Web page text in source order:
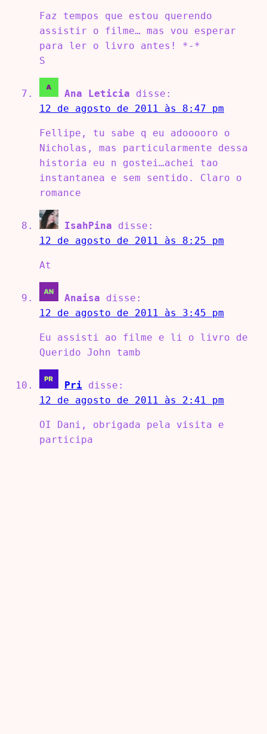
Faz tempos que estou querendo
assistir o filme… mas vou esperar
para ler o livro antes! *-*
S
Ana Leticia
disse:
12 de agosto de 2011 às 8:47 pm
Fellipe, tu sabe q eu adooooro o
Nicholas, mas particularmente dessa
historia eu n gostei…achei tao
instantanea e sem sentido. Claro o
romance
IsahPina
disse:
12 de agosto de 2011 às 8:25 pm
At
Anaisa
disse:
12 de agosto de 2011 às 3:45 pm
Eu assisti ao filme e li o livro de
Querido John tamb
Pri disse:
12 de agosto de 2011 às 2:41 pm
OI Dani, obrigada pela visita e
participa